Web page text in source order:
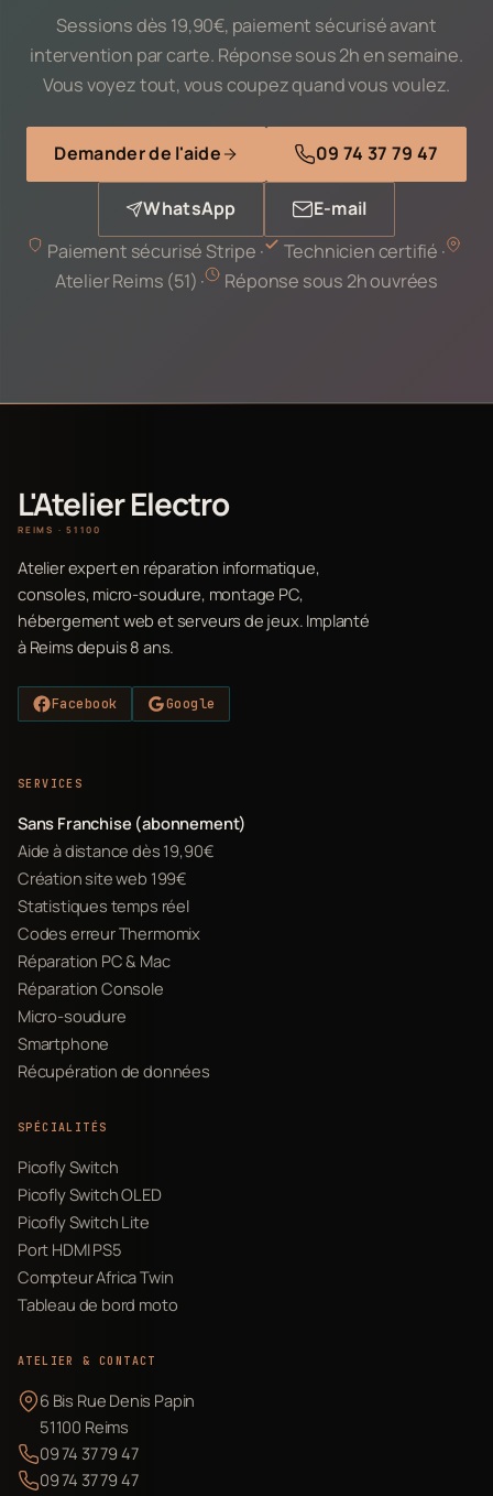
Sessions dès 19,90€, paiement sécurisé avant
intervention par carte. Réponse sous 2h en semaine.
Vous voyez tout, vous coupez quand vous voulez.
Demander de l'aide 09 74 37 79 47
WhatsApp
E-mail
Paiement sécurisé Stripe ·
Technicien certifié ·
Atelier Reims (51) ·
Réponse sous 2h ouvrées
L'Atelier Electro
REIMS · 51100
Atelier expert en réparation informatique,
consoles, micro-soudure, montage PC,
hébergement web et serveurs de jeux. Implanté
à Reims depuis 8 ans.
Facebook Google
SERVICES
Sans Franchise (abonnement)
Aide à distance dès 19,90€
Création site web 199€
Statistiques temps réel
Codes erreur Thermomix
Réparation PC & Mac
Réparation Console
Micro-soudure
Smartphone
Récupération de données
SPÉCIALITÉS
Picofly Switch
Picofly Switch OLED
Picofly Switch Lite
Port HDMI PS5
Compteur Africa Twin
Tableau de bord moto
ATELIER & CONTACT
6 Bis Rue Denis Papin
51100 Reims
09 74 37 79 47
09 74 37 79 47